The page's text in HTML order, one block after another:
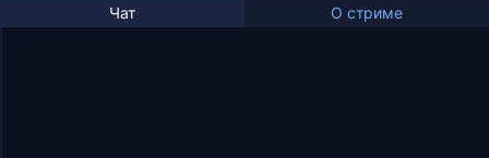
Чат О стриме